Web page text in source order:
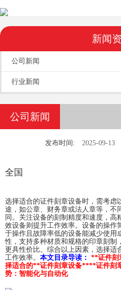
新闻
公司新闻
行业新闻
公司新闻
发布时间: 2025-09-13
全国
选择适合的证件刻章设备时，需考虑
途，如公章、财务章或法人章等，不
同。关注设备的刻制精度和速度，高
效设备则提升工作效率。设备的操作
于操作且故障率低的设备能减少使用
性，支持多种材质和规格的印章刻制
更具性价比。综合以上因素，选择适
工作效率。 本文目录导读： **证件刻
择适合的**证件刻章设备****证件刻
势：智能化与自动化